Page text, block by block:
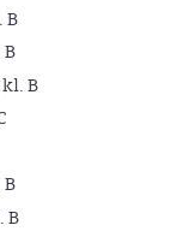
B
B
kl. B
B
B